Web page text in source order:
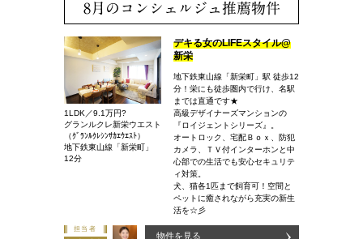
8月のコンシェルジュ推薦物件
1LDK／9.1万円?
グランルクレ新栄ウエスト
（ｸﾞﾗﾝﾙｸﾚｼﾝｻｶｴｳｴｽﾄ）
地下鉄東山線「新栄町」
12分
デキる女のLIFEスタイル@
新栄
地下鉄東山線「新栄町」駅 徒歩12
分！栄にも徒歩圏内で行け、名駅
までは直通です★
高級デザイナーズマンションの
『ロイジェントシリーズ』。
オートロック、宅配Ｂｏｘ、防犯
カメラ、ＴＶ付インターホンと中
心部での生活でも安心セキュリテ
ィ対策。
犬、猫各1匹まで飼育可！空間と
ペットに癒されながら充実の新生
活を☆彡
担当者
物件を見る